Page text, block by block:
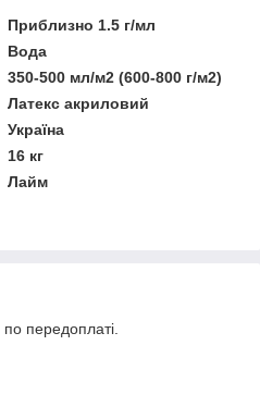
Приблизно 1.5 г/мл
Вода
350-500 мл/м2 (600-800 г/м2)
Латекс акриловий
Україна
16 кг
Лайм
по передоплаті.